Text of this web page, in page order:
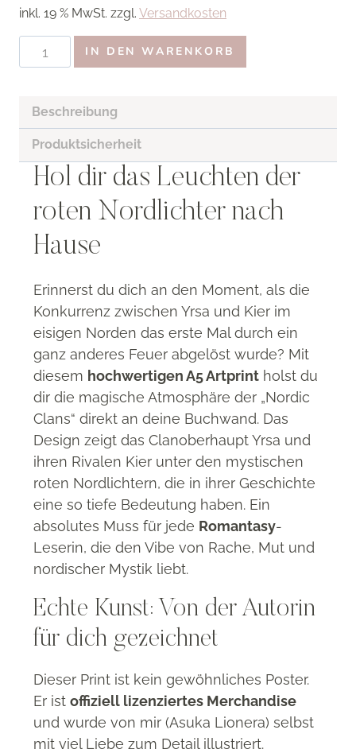
war:
3,00 €
ist:
2,40 €.
inkl. 19 % MwSt. zzgl. Versandkosten
Artprint
Yrsa
Kier
–
Nordic
Clans
Asuka
Lionera
IN DEN WARENKORB
Beschreibung
Produktsicherheit
Hol dir das Leuchten der
roten Nordlichter nach
Hause
Erinnerst du dich an den Moment, als die
Konkurrenz zwischen Yrsa und Kier im
eisigen Norden das erste Mal durch ein
ganz anderes Feuer abgelöst wurde? Mit
diesem hochwertigen A5 Artprint holst du
dir die magische Atmosphäre der „Nordic
Clans“ direkt an deine Buchwand. Das
Design zeigt das Clanoberhaupt Yrsa und
ihren Rivalen Kier unter den mystischen
roten Nordlichtern, die in ihrer Geschichte
eine so tiefe Bedeutung haben. Ein
absolutes Muss für jede Romantasy-
Leserin, die den Vibe von Rache, Mut und
nordischer Mystik liebt.
Echte Kunst: Von der Autorin
für dich gezeichnet
Dieser Print ist kein gewöhnliches Poster.
Er ist offiziell lizenziertes Merchandise
und wurde von mir (Asuka Lionera) selbst
mit viel Liebe zum Detail illustriert.